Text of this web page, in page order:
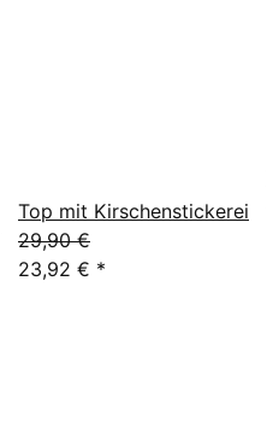
Top mit Kirschenstickerei
29,90 €
23,92 € *